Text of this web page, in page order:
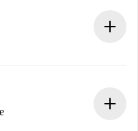
in anticipo.